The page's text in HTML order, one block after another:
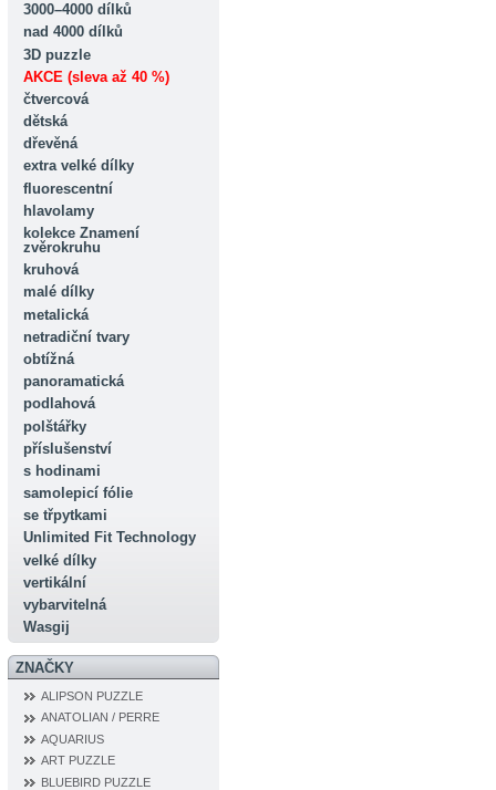
3000–4000 dílků
nad 4000 dílků
3D puzzle
AKCE (sleva až 40 %)
čtvercová
dětská
dřevěná
extra velké dílky
fluorescentní
hlavolamy
kolekce Znamení
zvěrokruhu
kruhová
malé dílky
metalická
netradiční tvary
obtížná
panoramatická
podlahová
polštářky
příslušenství
s hodinami
samolepicí fólie
se třpytkami
Unlimited Fit Technology
velké dílky
vertikální
vybarvitelná
Wasgij
ZNAČKY
ALIPSON PUZZLE
ANATOLIAN / PERRE
AQUARIUS
ART PUZZLE
BLUEBIRD PUZZLE